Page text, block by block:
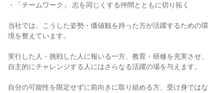
・「チームワーク」 志を同じくする仲間とともに切り拓く
当社では、こうした姿勢・価値観を持った方が活躍するための環
境を整えています。
実行した人・挑戦した人に報いる一方、教育・研修を充実させ、
自主的にチャレンジする人にはさらなる活躍の場を与えます。
自分の可能性を限定せずに前向きに取り組める方、受け身ではな